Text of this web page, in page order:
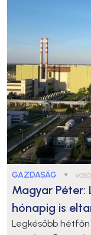
GAZDASÁG ●
Magyar
hónapig is
Legkésőbb